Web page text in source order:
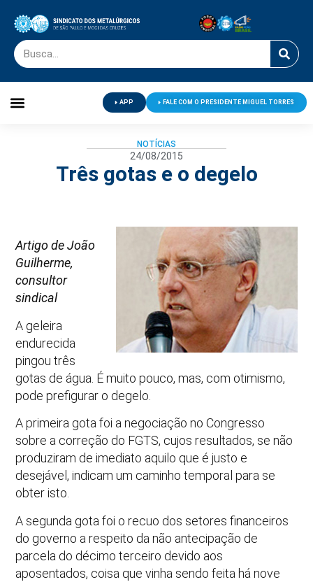
APP FALE COM O PRESIDENTE MIGUEL TORRES
NOTÍCIAS
24/08/2015
Três gotas e o degelo
Artigo de João
Guilherme,
consultor
sindical
A geleira
endurecida
pingou três
gotas de água. É muito pouco, mas, com otimismo,
pode prefigurar o degelo.
A primeira gota foi a negociação no Congresso
sobre a correção do FGTS, cujos resultados, se não
produziram de imediato aquilo que é justo e
desejável, indicam um caminho temporal para se
obter isto.
A segunda gota foi o recuo dos setores financeiros
do governo a respeito da não antecipação de
parcela do décimo terceiro devido aos
aposentados, coisa que vinha sendo feita há nove